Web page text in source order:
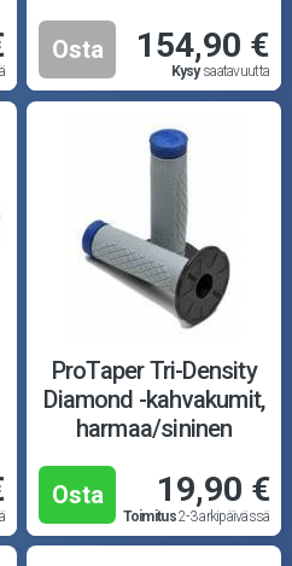
Osta 154,90 €
Kysysaatavuutta
ProTaper Tri-Density
Diamond -kahvakumit,
harmaa/sininen
Osta 19,90 €
Toimitus2-3 arkipäivässä